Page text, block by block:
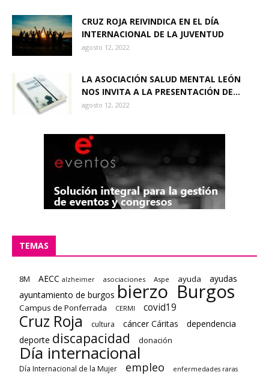
CRUZ ROJA REIVINDICA EN EL DÍA
INTERNACIONAL DE LA JUVENTUD
agosto 12, 2022
LA ASOCIACIÓN SALUD MENTAL LEÓN
NOS INVITA A LA PRESENTACIÓN DE...
agosto 12, 2022
TEMAS
8M AECC alzheimer asociaciones Aspe ayuda
ayudas
ayuntamiento de burgos bierzo Burgos
Campus de Ponferrada CERMI covid19
Cruz Roja cultura cáncerCáritas
dependencia
deporte discapacidad donación
Día internacional
Día Internacional de la Mujer empleo enfermedades raras